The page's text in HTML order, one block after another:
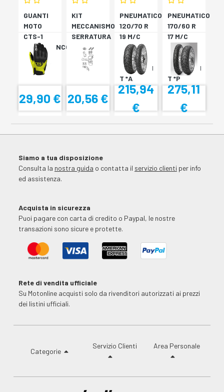
GUANTI
MOTO
CTS-1
NERO/BIANCO
29,90 €
KIT
MECCANISMO
SERRATURA
SH33
SH34
20,56 €
PNEUMATICO
120/70 R
19 M/C
60V TL
???
SCORPION
T *A
215,94
€
PNEUMATICO
170/60 R
17 M/C
72V
TL????
SCORPION
T *P
275,11
€
Siamo a tua disposizione
Consulta la nostra guida o contatta il servizio clienti per info
ed assistenza.
Acquista in sicurezza
Puoi pagare con carta di credito o Paypal, le nostre
transazioni sono sicure e protette.
Rete di vendita ufficiale
Su Motonline acquisti solo da rivenditori autorizzati ai prezzi
dei listini ufficiali.
Categorie
Servizio Clienti Area Personale